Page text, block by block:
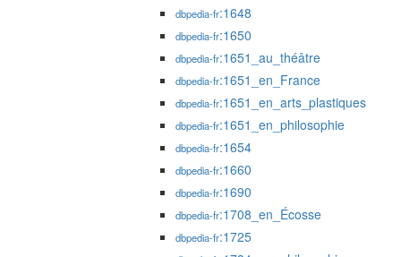
dbpedia-fr:1648
dbpedia-fr:1650
dbpedia-fr:1651_au_théâtre
dbpedia-fr:1651_en_France
dbpedia-fr:1651_en_arts_plastiques
dbpedia-fr:1651_en_philosophie
dbpedia-fr:1654
dbpedia-fr:1660
dbpedia-fr:1690
dbpedia-fr:1708_en_Écosse
dbpedia-fr:1725